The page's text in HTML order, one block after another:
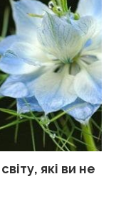
які ви не